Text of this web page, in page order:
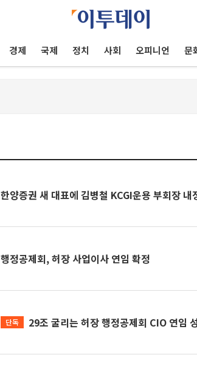
경제 국제 정치 사회 오피니언 문
한양증권 새 대표에 김병철 KCGI운용 부회장
행정공제회, 허장 사업이사 연임 확정
단독 29조 굴리는 허장 행정공제회 CIO 연임